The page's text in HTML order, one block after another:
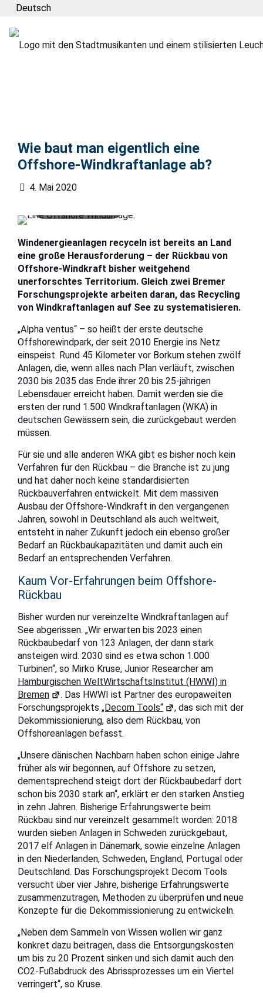
Deutsch
Wie baut man eigentlich eine
Offshore-Windkraftanlage ab?
4. Mai 2020
Ab 2030 erreichen
viele
Windkraftanlagen
auf See das Ende
und müssen
Windenergieanlagen recyceln ist bereits an Land
eine große Herausforderung – der Rückbau von
Offshore-Windkraft bisher weitgehend
unerforschtes Territorium. Gleich zwei Bremer
Forschungsprojekte arbeiten daran, das Recycling
von Windkraftanlagen auf See zu systematisieren.
„Alpha ventus“ – so heißt der erste deutsche
Offshorewindpark, der seit 2010 Energie ins Netz
einspeist. Rund 45 Kilometer vor Borkum stehen zwölf
Anlagen, die, wenn alles nach Plan verläuft, zwischen
2030 bis 2035 das Ende ihrer 20 bis 25-jährigen
Lebensdauer erreicht haben. Damit werden sie die
ersten der rund 1.500 Windkraftanlagen (WKA) in
deutschen Gewässern sein, die zurückgebaut werden
müssen.
Für sie und alle anderen WKA gibt es bisher noch kein
Verfahren für den Rückbau – die Branche ist zu jung
und hat daher noch keine standardisierten
Rückbauverfahren entwickelt. Mit dem massiven
Ausbau der Offshore-Windkraft in den vergangenen
Jahren, sowohl in Deutschland als auch weltweit,
entsteht in naher Zukunft jedoch ein ebenso großer
Bedarf an Rückbaukapazitäten und damit auch ein
Bedarf an entsprechenden Verfahren.
Kaum Vor-Erfahrungen beim Offshore-
Rückbau
Bisher wurden nur vereinzelte Windkraftanlagen auf
See abgerissen. „Wir erwarten bis 2023 einen
Rückbaubedarf von 123 Anlagen, der dann stark
ansteigen wird. 2030 sind es etwa schon 1.000
Turbinen“, so Mirko Kruse, Junior Researcher am
Hamburgischen WeltWirtschaftsInstitut (HWWI) in
Bremen
. Das HWWI ist Partner des europaweiten
Forschungsprojekts „Decom Tools“
, das sich mit der
Dekommissionierung, also dem Rückbau, von
Offshoreanlagen befasst.
„Unsere dänischen Nachbarn haben schon einige Jahre
früher als wir begonnen, auf Offshore zu setzen,
dementsprechend steigt dort der Rückbaubedarf dort
schon bis 2030 stark an“, erklärt er den starken Anstieg
in zehn Jahren. Bisherige Erfahrungswerte beim
Rückbau sind nur vereinzelt gesammelt worden: 2018
wurden sieben Anlagen in Schweden zurückgebaut,
2017 elf Anlagen in Dänemark, sowie einzelne Anlagen
in den Niederlanden, Schweden, England, Portugal oder
Deutschland. Das Forschungsprojekt Decom Tools
versucht über vier Jahre, bisherige Erfahrungswerte
zusammenzutragen, Methoden zu überprüfen und neue
Konzepte für die Dekommissionierung zu entwickeln.
„Neben dem Sammeln von Wissen wollen wir ganz
konkret dazu beitragen, dass die Entsorgungskosten
um bis zu 20 Prozent sinken und sich damit auch den
CO2-Fußabdruck des Abrissprozesses um ein Viertel
verringert“, so Kruse.